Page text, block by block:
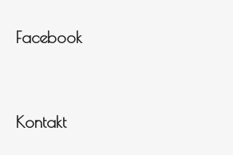
Facebook
Kontakt